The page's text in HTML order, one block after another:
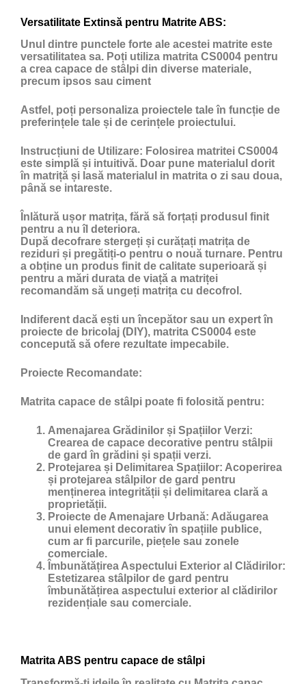
Versatilitate Extinsă pentru Matrite ABS:
Unul dintre punctele forte ale acestei matrite este
versatilitatea sa. Poți utiliza matrita CS0004 pentru
a crea capace de stâlpi din diverse materiale,
precum ipsos sau ciment
Astfel, poți personaliza proiectele tale în funcție de
preferințele tale și de cerințele proiectului.
Instrucțiuni de Utilizare: Folosirea matritei CS0004
este simplă și intuitivă. Doar pune materialul dorit
în matriță și lasă materialul in matrita o zi sau doua,
până se intareste.
Înlătură ușor matrița, fără să forțați produsul finit
pentru a nu îl deteriora.
După decofrare stergeți și curățați matrița de
reziduri și pregătiți-o pentru o nouă turnare. Pentru
a obține un produs finit de calitate superioară și
pentru a mări durata de viață a matriței
recomandăm să ungeți matrița cu decofrol .
Indiferent dacă ești un începător sau un expert în
proiecte de bricolaj (DIY), matrita CS0004 este
concepută să ofere rezultate impecabile.
Proiecte Recomandate:
Matrita capace de stâlpi poate fi folosită pentru:
Amenajarea Grădinilor și Spațiilor Verzi:
Crearea de capace decorative pentru stâlpii
de gard în grădini și spații verzi.
Protejarea și Delimitarea Spațiilor: Acoperirea
și protejarea stâlpilor de gard pentru
menținerea integrității și delimitarea clară a
proprietății.
Proiecte de Amenajare Urbană: Adăugarea
unui element decorativ în spațiile publice,
cum ar fi parcurile, piețele sau zonele
comerciale.
Îmbunătățirea Aspectului Exterior al Clădirilor:
Estetizarea stâlpilor de gard pentru
îmbunătățirea aspectului exterior al clădirilor
rezidențiale sau comerciale.
Matrita ABS pentru capace de stâlpi